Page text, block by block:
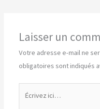
Laisser un
Votre adresse e-mail ne
obligatoires sont indiqués